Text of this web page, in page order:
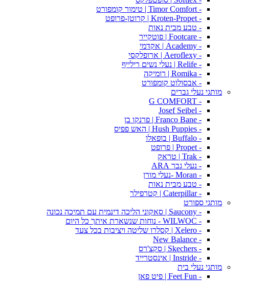
- Timor Comfort | טימור קומפורט
- Kroten-Propet | קרוטן-פרופט
- טבע מבית נאות
- Footcare | פוטקייר
- Academy | אקדמי
- Aeroflexy | ארופלקסי
- Relife | נעלי נשים רילייף
- Romika | רומיקה
- אבסולוט קומפורט
מותגי נעלי גברים
- G COMFORT
- Josef Seibel
- Franco Bane | פרנקו בן
- Hush Puppies | האש פפיס
- Buffalo | בופאלו
- Propet | פרופט
- Trak | טראק
- נעלי גבר ARA
- Moran -נעלי מורן
- טבע מבית נאות
- Caterpillar | קטרפילר
מותגי ספורט
- Saucony | סאקוני הליכה דינמית עם תמיכה נכונה
- WILWOC - נוחות שנשארת איתך כל היום
- Xelero | קסלרו שליטה ויציבות בכל צעד
- New Balance
- Skechers | סקצ'רס
- Instride | אינסטרייד
מותגי נעלי בית
- Feet Fun | פיט פאן